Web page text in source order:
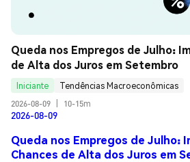
Queda nos Empregos de Julho:
de Alta dos Juros em Setembro
Iniciante
Tendências Macroeconômicas
2026-08-09
10-15m
2026-08-09
Queda nos Empregos de Julho:
Chances de Alta dos Juros em